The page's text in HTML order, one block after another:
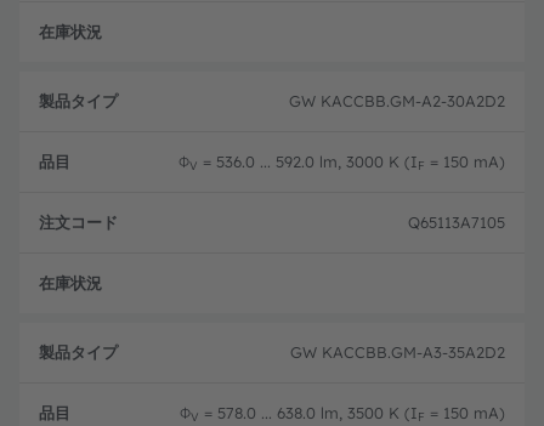
GW KACCBB.GM-A2-30A2D2
ΦV = 536.0 ... 592.0 lm, 3000 K (IF = 150 mA)
Q65113A7105
GW KACCBB.GM-A3-35A2D2
ΦV = 578.0 ... 638.0 lm, 3500 K (IF = 150 mA)